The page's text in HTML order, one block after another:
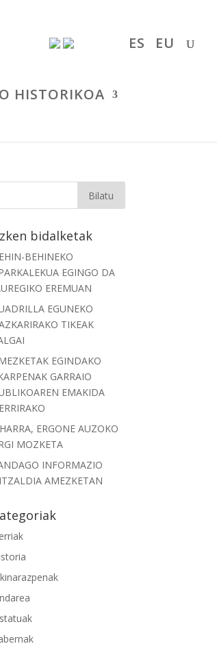
HISTORIKOA
EU
ES
bidalketak
BEHINEKO
EGINGO DA
EREMUAN
EGUNEKO
TIKEAK
EGINDAKO
GARRAIO
EMAKIDA
ERGONE AUZOKO
MOZKETA
INFORMAZIO
AMEZKETAN